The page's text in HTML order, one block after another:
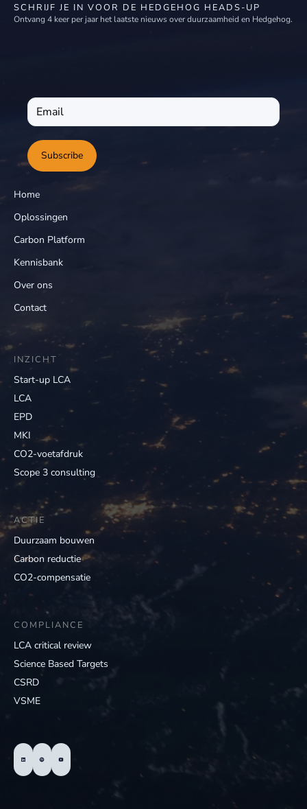
SCHRIJF JE IN VOOR DE HEDGEHOG HEADS-UP
Ontvang 4 keer per jaar het laatste nieuws over duurzaamheid en Hedgehog.
Subscribe
Home
Oplossingen
Carbon Platform
Kennisbank
Over ons
Contact
INZICHT
Start-up LCA
LCA
EPD
MKI
CO2-voetafdruk
Scope 3 consulting
ACTIE
Duurzaam bouwen
Carbon reductie
CO2-compensatie
COMPLIANCE
LCA critical review
Science Based Targets
CSRD
VSME